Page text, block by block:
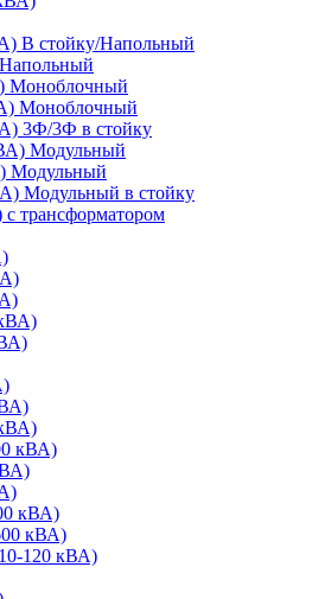
В стойку/Напольный
Моноблочный
Моноблочный
3Ф/3Ф в стойку
Модульный
Модульный
Модульный в стойку
трансформатором
кВА)
кВА)
кВА)
120 кВА)